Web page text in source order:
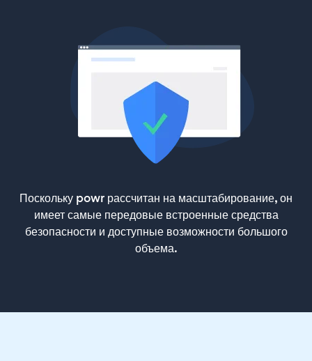
Поскольку powr рассчитан на масштабирование, он
имеет самые передовые встроенные средства
безопасности и доступные возможности большого
объема.